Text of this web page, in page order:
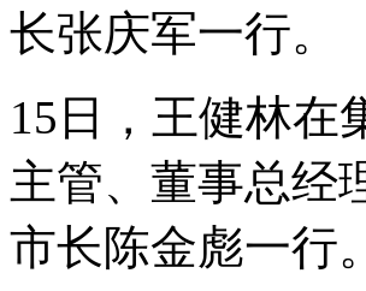
长张庆军一行。
15日，王健林在
主管、董事总经
市长陈金彪一行。